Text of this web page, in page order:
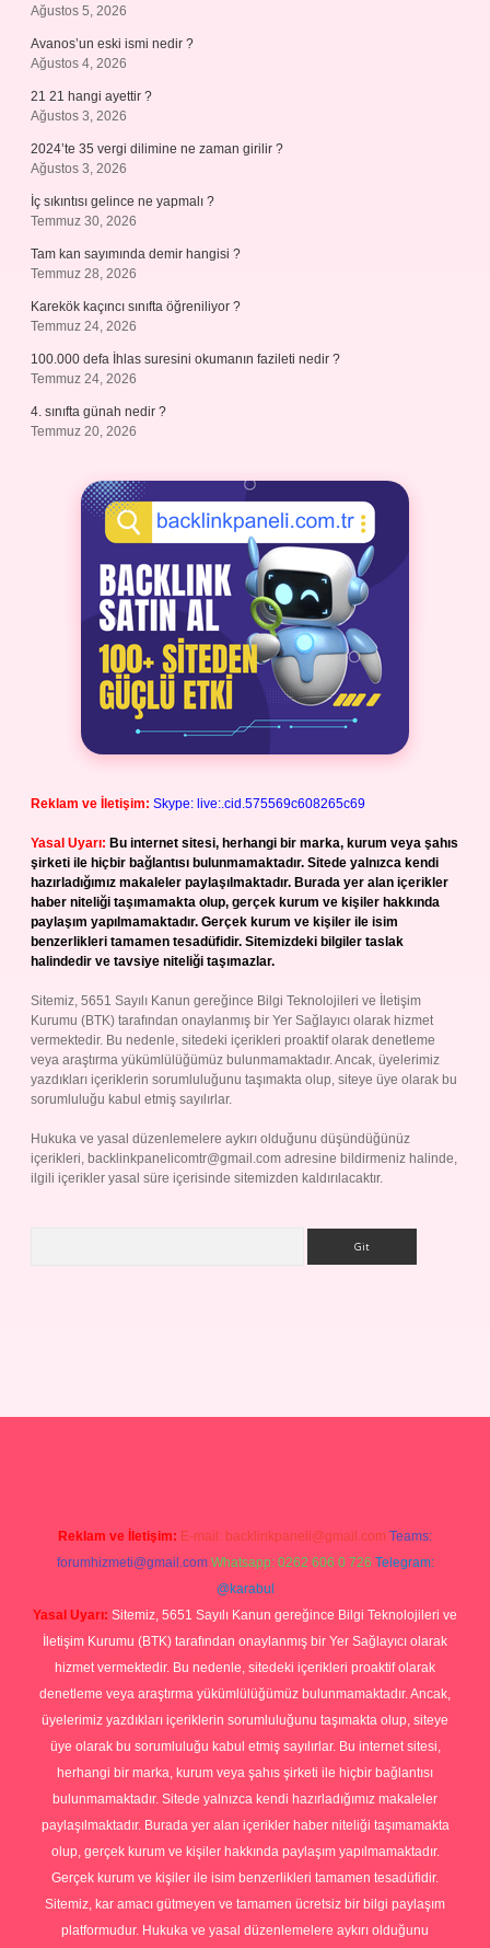
Ağustos 5, 2026
Avanos’un eski ismi nedir ?
Ağustos 4, 2026
21 21 hangi ayettir ?
Ağustos 3, 2026
2024’te 35 vergi dilimine ne zaman girilir ?
Ağustos 3, 2026
İç sıkıntısı gelince ne yapmalı ?
Temmuz 30, 2026
Tam kan sayımında demir hangisi ?
Temmuz 28, 2026
Karekök kaçıncı sınıfta öğreniliyor ?
Temmuz 24, 2026
100.000 defa İhlas suresini okumanın fazileti nedir ?
Temmuz 24, 2026
4. sınıfta günah nedir ?
Temmuz 20, 2026
Reklam ve İletişim: Skype: live:.cid.575569c608265c69
Yasal Uyarı: Bu internet sitesi, herhangi bir marka, kurum veya şahıs
şirketi ile hiçbir bağlantısı bulunmamaktadır. Sitede yalnızca kendi
hazırladığımız makaleler paylaşılmaktadır. Burada yer alan içerikler
haber niteliği taşımamakta olup, gerçek kurum ve kişiler hakkında
paylaşım yapılmamaktadır. Gerçek kurum ve kişiler ile isim
benzerlikleri tamamen tesadüfidir. Sitemizdeki bilgiler taslak
halindedir ve tavsiye niteliği taşımazlar.
Sitemiz, 5651 Sayılı Kanun gereğince Bilgi Teknolojileri ve İletişim
Kurumu (BTK) tarafından onaylanmış bir Yer Sağlayıcı olarak hizmet
vermektedir. Bu nedenle, sitedeki içerikleri proaktif olarak denetleme
veya araştırma yükümlülüğümüz bulunmamaktadır. Ancak, üyelerimiz
yazdıkları içeriklerin sorumluluğunu taşımakta olup, siteye üye olarak bu
sorumluluğu kabul etmiş sayılırlar.
Hukuka ve yasal düzenlemelere aykırı olduğunu düşündüğünüz
içerikleri, backlinkpanelicomtr@gmail.com adresine bildirmeniz halinde,
ilgili içerikler yasal süre içerisinde sitemizden kaldırılacaktır.
Reklam ve İletişim: E-mail: backlinkpaneli@gmail.com Teams:
forumhizmeti@gmail.com Whatsapp: 0262 606 0 726 Telegram:
@karabul
Yasal Uyarı: Sitemiz, 5651 Sayılı Kanun gereğince Bilgi Teknolojileri ve
İletişim Kurumu (BTK) tarafından onaylanmış bir Yer Sağlayıcı olarak
hizmet vermektedir. Bu nedenle, sitedeki içerikleri proaktif olarak
denetleme veya araştırma yükümlülüğümüz bulunmamaktadır. Ancak,
üyelerimiz yazdıkları içeriklerin sorumluluğunu taşımakta olup, siteye
üye olarak bu sorumluluğu kabul etmiş sayılırlar. Bu internet sitesi,
herhangi bir marka, kurum veya şahıs şirketi ile hiçbir bağlantısı
bulunmamaktadır. Sitede yalnızca kendi hazırladığımız makaleler
paylaşılmaktadır. Burada yer alan içerikler haber niteliği taşımamakta
olup, gerçek kurum ve kişiler hakkında paylaşım yapılmamaktadır.
Gerçek kurum ve kişiler ile isim benzerlikleri tamamen tesadüfidir.
Sitemiz, kar amacı gütmeyen ve tamamen ücretsiz bir bilgi paylaşım
platformudur. Hukuka ve yasal düzenlemelere aykırı olduğunu